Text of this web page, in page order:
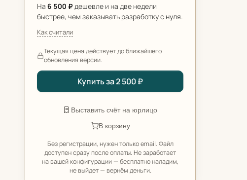
На6 500 ₽дешевле и на две недели
быстрее, чем заказывать разработку с нуля.
Как считали
Текущая цена действует до ближайшего
обновления версии.
Купить за 2 500 ₽
Выставить счёт на юрлицо
В корзину
Без регистрации, нужен только email. Файл
доступен сразу после оплаты. Не заработает
на вашей конфигурации — бесплатно наладим,
не выйдет — вернём деньги.